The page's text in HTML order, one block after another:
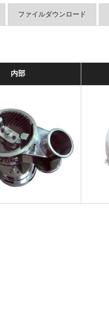
ファイルダウンロード
内部